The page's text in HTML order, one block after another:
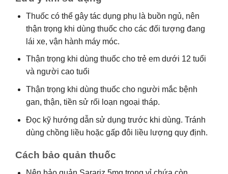
Thuốc có thể gây tác dụng phụ là buồn ngủ, nên
thận trọng khi dùng thuốc cho các đối tượng đang
lái xe, vận hành máy móc.
Thận trọng khi dùng thuốc cho trẻ em dưới 12 tuổi
và người cao tuổi
Thận trọng khi dùng thuốc cho người mắc bệnh
gan, thận, tiền sử rối loạn ngoại tháp.
Đọc kỹ hướng dẫn sử dụng trước khi dùng. Tránh
dùng chồng liều hoặc gấp đôi liều lượng quy định.
Cách bảo quản thuốc